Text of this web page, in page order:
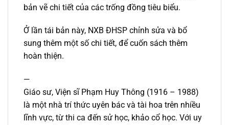
bản vẽ chi tiết của các trống đồng tiêu biểu.
Ở lần tái bản này, NXB ĐHSP chỉnh sửa và bổ
sung thêm một số chi tiết, để cuốn sách thêm
hoàn thiện.
—
Giáo sư, Viện sĩ Phạm Huy Thông (1916 – 1988)
là một nhà trí thức uyên bác và tài hoa trên nhiều
lĩnh vực, từ thi ca đến sử học, khảo cổ học. Với uy